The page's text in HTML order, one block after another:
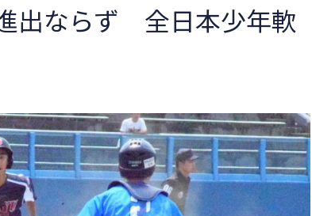
出ならず 全日本少年軟